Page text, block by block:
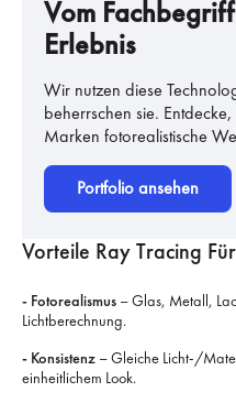
Vom
Erlebnis
Wir nutzen diese
beherrschen sie.
Marken fotorealistische
Portfolio ansehen
Vorteile Ray Tracing
- Fotorealismus– Glas, Metall,
Lichtberechnung.
- Konsistenz– Gleiche Licht-/
einheitlichem Look.